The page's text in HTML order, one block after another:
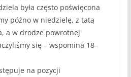
była często poświęcona
późno w niedzielę, z tatą
a w drodze powrotnej
się – wspomina 18-
na pozycji